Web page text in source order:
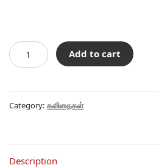
உன்னை
யாரும்
quantity
Add to cart
Category: கவிதைகள்
Description